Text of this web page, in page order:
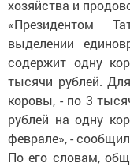
хозяйства и
«Президентом
выделении
содержит одну
тысячи рублей.
коровы, - по 3
рублей на одну
феврале», -
По его словам,